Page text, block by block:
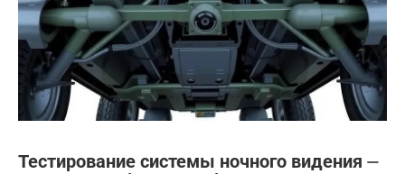
Тестирование системы ночного видения ⏤